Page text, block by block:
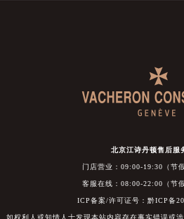
北京江诗丹顿售后服
门店营业：09:00-19:30（节
客服在线：08:00-22:00（节
ICP备案/许可证号：黔ICP备
如权利人或知情人士发现本站内容存在事实错误或